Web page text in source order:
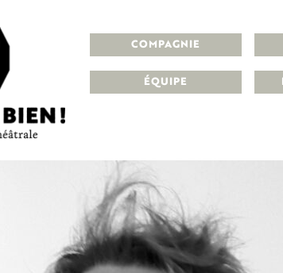
COMPAGNIE
ÉQUIPE